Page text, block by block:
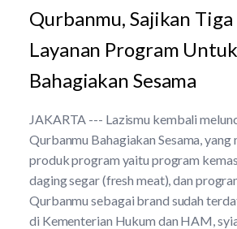
Qurbanmu, Sajikan
Layanan Program Untuk
Bahagiakan Sesama
JAKARTA --- Lazismu kembali
Qurbanmu Bahagiakan Sesama, yang
produk program yaitu program
daging segar (fresh meat), dan
Qurbanmu sebagai brand sudah
di Kementerian Hukum dan HAM,